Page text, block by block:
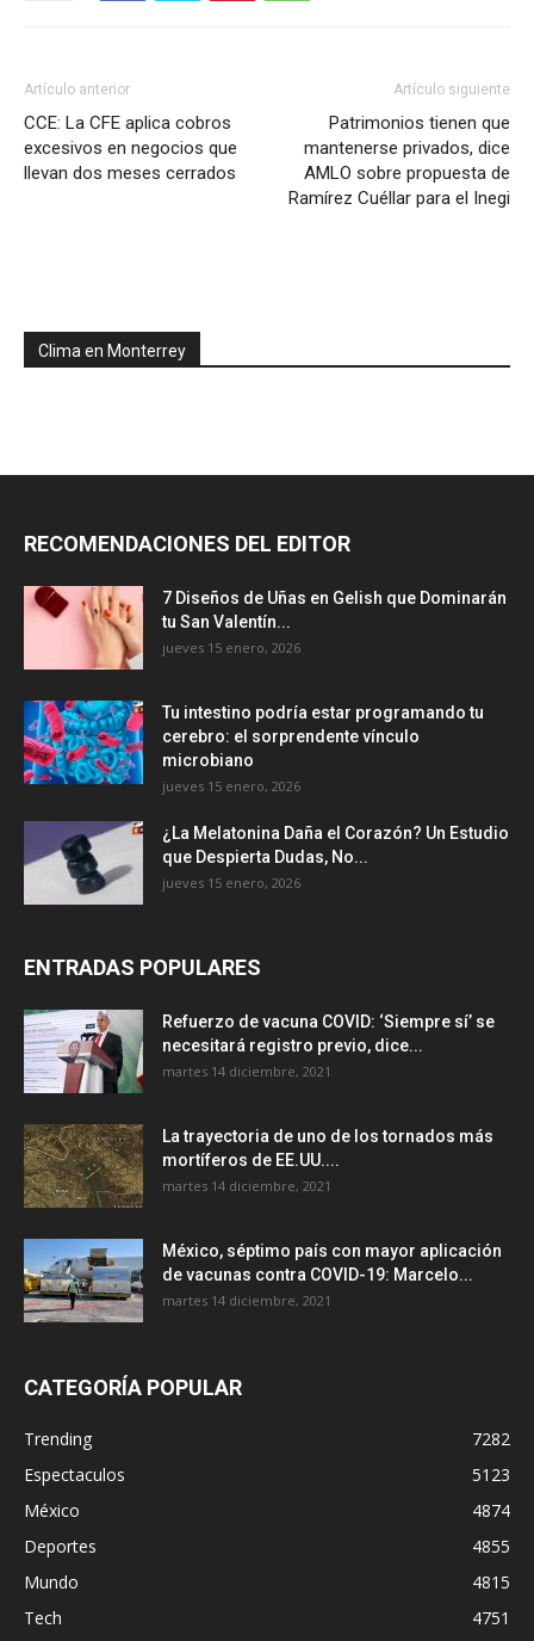
Artículo anterior
CCE: La CFE aplica cobros
excesivos en negocios que
llevan dos meses cerrados
Artículo siguiente
Patrimonios tienen que
mantenerse privados, dice
AMLO sobre propuesta de
Ramírez Cuéllar para el Inegi
Clima en Monterrey
RECOMENDACIONES DEL EDITOR
7 Diseños de Uñas en Gelish que Dominarán
tu San Valentín...
jueves 15 enero, 2026
Tu intestino podría estar programando tu
cerebro: el sorprendente vínculo
microbiano
jueves 15 enero, 2026
¿La Melatonina Daña el Corazón? Un Estudio
que Despierta Dudas, No...
jueves 15 enero, 2026
ENTRADAS POPULARES
Refuerzo de vacuna COVID: ‘Siempre sí’ se
necesitará registro previo, dice...
martes 14 diciembre, 2021
La trayectoria de uno de los tornados más
mortíferos de EE.UU....
martes 14 diciembre, 2021
México, séptimo país con mayor aplicación
de vacunas contra COVID-19: Marcelo...
martes 14 diciembre, 2021
CATEGORÍA POPULAR
Trending
7282
Espectaculos
5123
México
4874
Deportes
4855
Mundo
4815
Tech
4751